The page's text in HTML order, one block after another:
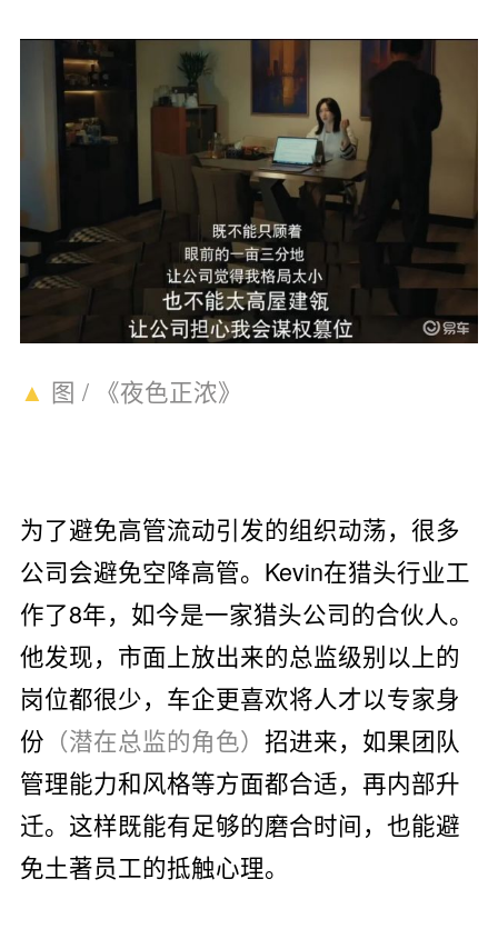
▲ 图 / 《夜色正浓》
为了避免高管流动引发的组织动荡，很多
公司会避免空降高管。Kevin在猎头行业工
作了8年，如今是一家猎头公司的合伙人。
他发现，市面上放出来的总监级别以上的
岗位都很少，车企更喜欢将人才以专家身
份 （潜在总监的角色） 招进来，如果团队
管理能力和风格等方面都合适，再内部升
迁。这样既能有足够的磨合时间，也能避
免土著员工的抵触心理。